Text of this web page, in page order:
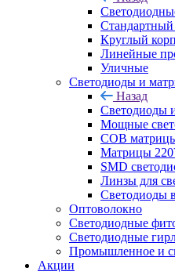
Круглый
Линейные
Уличные
Светодиоды и
Назад
Светодиоды
Мощные
COB
Матрицы
SMD
Линзы для
Светодиоды
Оптоволокно
Светодиодные
Светодиодные
Промышленное и
Акции